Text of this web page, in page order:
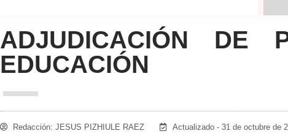
ADJUDICACIÓN DE
EDUCACIÓN
Redacción: JESUS PIZHIULE RAEZ Actualizado - 31 de octubre de